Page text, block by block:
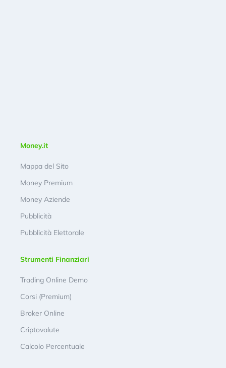
Money.it
Mappa del Sito
Money Premium
Money Aziende
Pubblicità
Pubblicità Elettorale
Strumenti Finanziari
Trading Online Demo
Corsi (Premium)
Broker Online
Criptovalute
Calcolo Percentuale